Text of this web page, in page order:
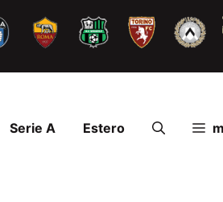
Serie A Estero